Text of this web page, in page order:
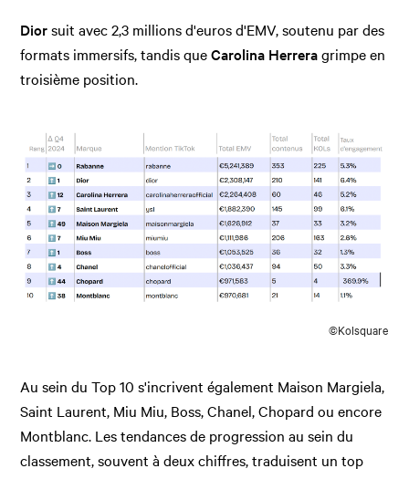
Diorsuit avec 2,3 millions d'euros d'EMV, soutenu par des
formats immersifs, tandis queCarolina Herreragrimpe en
troisième position.
©Kolsquare
Au sein du Top 10 s'incrivent également Maison Margiela,
Saint Laurent, Miu Miu, Boss, Chanel, Chopard ou encore
Montblanc. Les tendances de progression au sein du
classement, souvent à deux chiffres, traduisent un top